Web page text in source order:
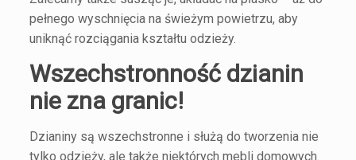
pełnego wyschnięcia na świeżym powietrzu, aby
uniknąć rozciągania kształtu odzieży.
Wszechstronność dzianin
nie zna granic!
Dzianiny są wszechstronne i służą do tworzenia nie
tylko odzieży, ale także niektórych mebli domowych.